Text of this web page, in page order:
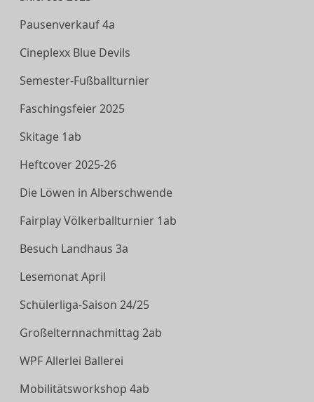
Pausenverkauf 4a
Cineplexx Blue Devils
Semester-Fußballturnier
Faschingsfeier 2025
Skitage 1ab
Heftcover 2025-26
Die Löwen in Alberschwende
Fairplay Völkerballturnier 1ab
Besuch Landhaus 3a
Lesemonat April
Schülerliga-Saison 24/25
Großelternnachmittag 2ab
WPF Allerlei Ballerei
Mobilitätsworkshop 4ab